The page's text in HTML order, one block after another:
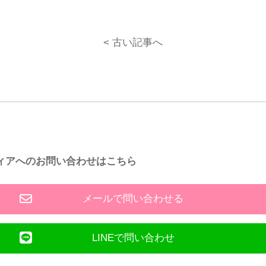
< 古い記事へ
アへのお問い合わせはこちら
メールで問い合わせる
LINEで問い合わせ